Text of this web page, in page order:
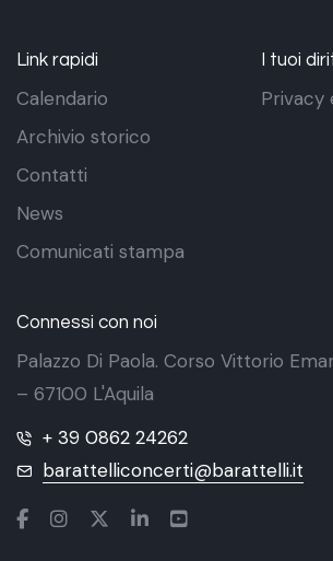
Link rapidi
Calendario
Archivio storico
Contatti
News
Comunicati stampa
I tuoi
Privacy
Connessi con noi
Palazzo Di Paola. Corso Vittorio
– 67100 L'Aquila
+ 39 0862 24262
barattelliconcerti@barattelli.it